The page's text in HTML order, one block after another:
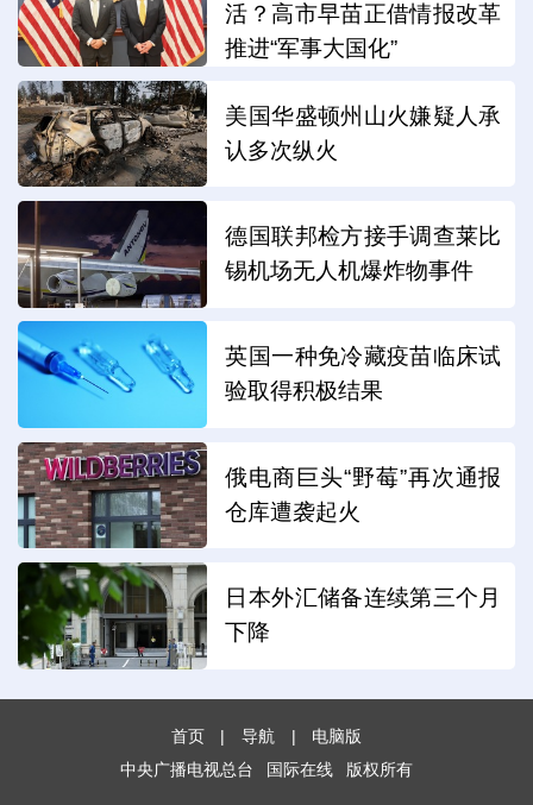
活？高市早苗正借情报改革
推进“军事大国化”
美国华盛顿州山火嫌疑人承
认多次纵火
德国联邦检方接手调查莱比
锡机场无人机爆炸物事件
英国一种免冷藏疫苗临床试
验取得积极结果
俄电商巨头“野莓”再次通报
仓库遭袭起火
日本外汇储备连续第三个月
下降
首页 | 导航 |
电脑版
中央广播电视总台
国际在线 版权所有